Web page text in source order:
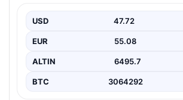
Manisa’da devam eden rüşvet
USD 47.72
EUR 55.08
ALTIN 6495.7
BTC 3064292